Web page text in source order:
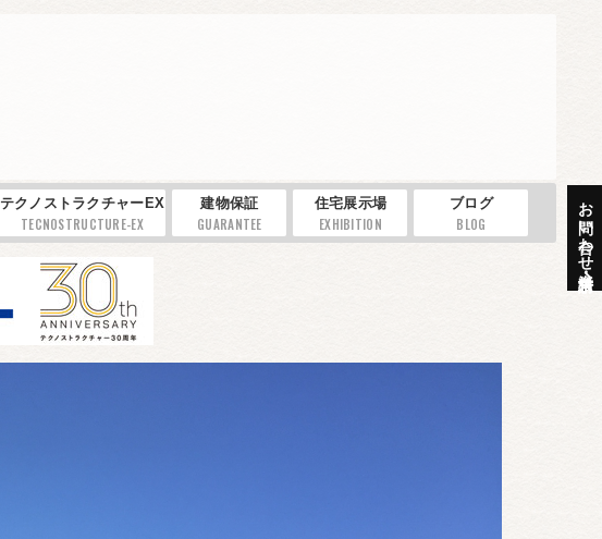
お問い合わせ・資料請求
テクノストラクチャーEX
TECNOSTRUCTURE-EX
建物保証
GUARANTEE
住宅展示場
EXHIBITION
ブログ
BLOG